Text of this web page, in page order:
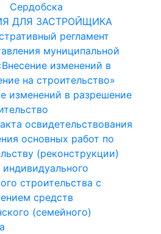
Сердобска
ДЛЯ ЗАСТРОЙЩИКА
регламент
муниципальной
изменений в
на строительство»
изменений в разрешение
освидетельствования
основных работ по
(реконструкции)
индивидуального
строительства с
средств
(семейного)